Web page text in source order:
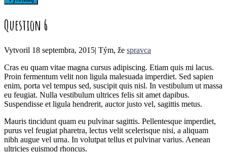
Question 6
Vytvoril 18 septembra, 2015| Tým, že spravca
Cras eu quam vitae magna cursus adipiscing. Etiam quis mi lacus.
Proin fermentum velit non ligula malesuada imperdiet. Sed sapien
enim, porta vel tempus sed, suscipit quis nisl. In vestibulum ut massa
eu feugiat. Nulla vestibulum ultrices felis sit amet dapibus.
Suspendisse et ligula hendrerit, auctor justo vel, sagittis metus.
Mauris tincidunt quam eu pulvinar sagittis. Pellentesque imperdiet,
purus vel feugiat pharetra, lectus velit scelerisque nisi, a aliquam
nibh augue vel urna. In volutpat tellus et pulvinar varius. Aenean
ultricies euismod rhoncus.